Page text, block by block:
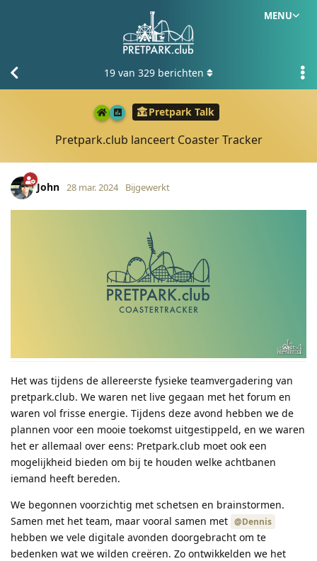
MENU
Pretpark Talk
Pretpark.club lanceert Coaster Tracker
19 van 329 berichten
John 28 mar. 2024 Bijgewerkt
Het was tijdens de allereerste fysieke teamvergadering van
pretpark.club. We waren net live gegaan met het forum en
waren vol frisse energie. Tijdens deze avond hebben we de
plannen voor een mooie toekomst uitgestippeld, en we waren
het er allemaal over eens: Pretpark.club moet ook een
mogelijkheid bieden om bij te houden welke achtbanen
iemand heeft bereden.
We begonnen voorzichtig met schetsen en brainstormen.
Samen met het team, maar vooral samen met @Dennis
hebben we vele digitale avonden doorgebracht om te
bedenken wat we wilden creëren. Zo ontwikkelden we het